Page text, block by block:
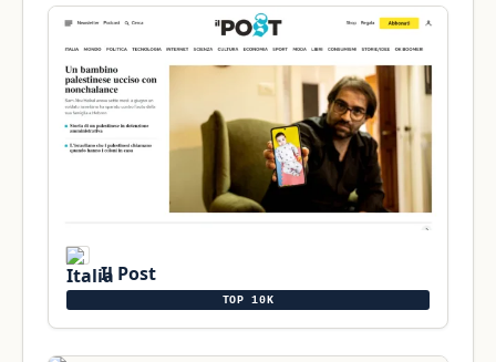
Il Post
TOP 10K